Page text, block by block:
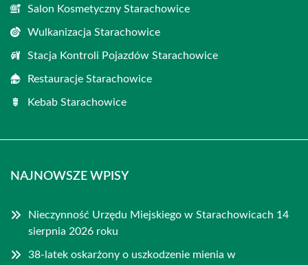
Salon Kosmetyczny Starachowice
Wulkanizacja Starachowice
Stacja Kontroli Pojazdów Starachowice
Restauracje Starachowice
Kebab Starachowice
NAJNOWSZE WPISY
Nieczynność Urzędu Miejskiego w Starachowicach 14
sierpnia 2026 roku
38-latek oskarżony o uszkodzenie mienia w